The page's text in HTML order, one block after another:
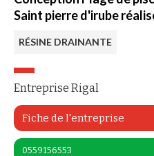
Saint pierre d'irube
RÉSINE DRAINANTE
Entreprise Rigal
Fiche de l'entreprise
0559156553